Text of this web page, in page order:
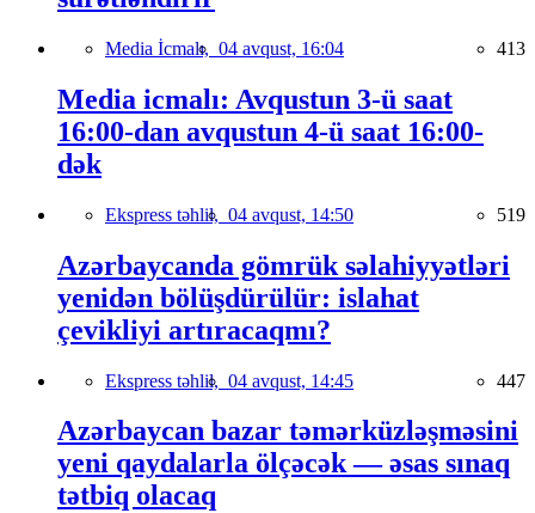
Media İcmalı, 04 avqust, 16:04 413
Media icmalı: Avqustun 3-ü saat
16:00-dan avqustun 4-ü saat 16:00-
dək
Ekspress təhlil, 04 avqust, 14:50 519
Azərbaycanda gömrük səlahiyyətləri
yenidən bölüşdürülür: islahat
çevikliyi artıracaqmı?
Ekspress təhlil, 04 avqust, 14:45 447
Azərbaycan bazar təmərküzləşməsini
yeni qaydalarla ölçəcək — əsas sınaq
tətbiq olacaq